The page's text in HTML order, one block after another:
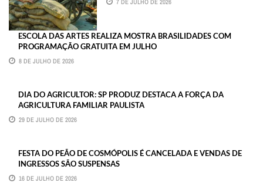
7 DE JULHO DE 2026
ESCOLA DAS ARTES REALIZA MOSTRA BRASILIDADES COM
PROGRAMAÇÃO GRATUITA EM JULHO
8 DE JULHO DE 2026
DIA DO AGRICULTOR: SP PRODUZ DESTACA A FORÇA DA
AGRICULTURA FAMILIAR PAULISTA
29 DE JULHO DE 2026
FESTA DO PEÃO DE COSMÓPOLIS É CANCELADA E VENDAS DE
INGRESSOS SÃO SUSPENSAS
16 DE JULHO DE 2026